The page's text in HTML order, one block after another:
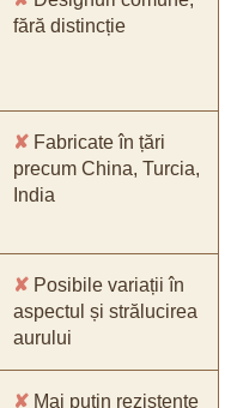
fără distincție
✘ Fabricate în țări
precum China, Turcia,
India
✘ Posibile variații în
aspectul și strălucirea
aurului
✘ Mai puțin rezistente